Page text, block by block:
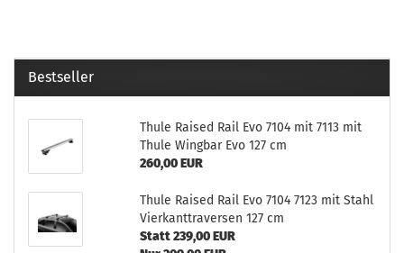
Bestseller
Thule Raised Rail Evo 7104 mit 7113 mit
Thule Wingbar Evo 127 cm
260,00 EUR
Thule Raised Rail Evo 7104 7123 mit Stahl
Vierkanttraversen 127 cm
Statt 239,00 EUR